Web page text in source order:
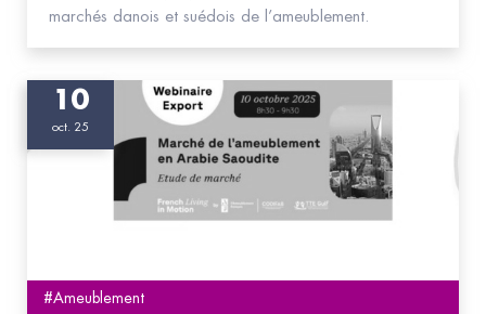
marchés danois et suédois de l’ameublement.
10
oct. 25
#Ameublement